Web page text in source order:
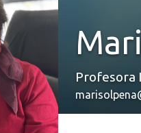
Profesora